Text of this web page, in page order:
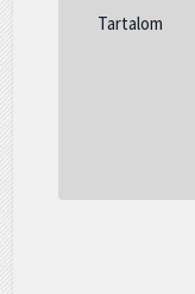
Tartalom